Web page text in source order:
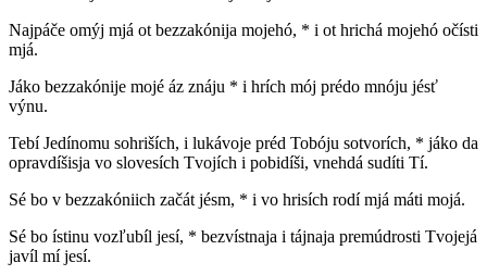
Najpáče omýj mjá ot bezzakónija mojehó, * i ot hrichá mojehó očísti
mjá.
Jáko bezzakónije mojé áz znáju * i hrích mój prédo mnóju jésť
výnu.
Tebí Jedínomu sohriších, i lukávoje préd Tobóju sotvorích, * jáko da
opravdíšisja vo slovesích Tvojích i pobidíši, vnehdá sudíti Tí.
Sé bo v bezzakóniich začát jésm, * i vo hrisích rodí mjá máti mojá.
Sé bo ístinu vozľubíl jesí, * bezvístnaja i tájnaja premúdrosti Tvojejá
javíl mí jesí.